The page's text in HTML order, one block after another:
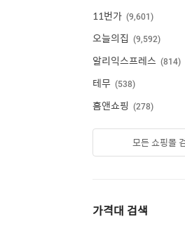
11번가 9,601
오늘의집 9,592
알리익스프레스 814
테무 538
홈앤쇼핑 278
모든 쇼핑몰
가격대 검색